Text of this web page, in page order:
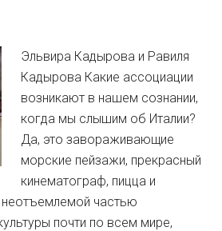
Эльвира Кадырова и Равиля
Кадырова Какие ассоциации
возникают в нашем сознании,
когда мы слышим об Италии?
Да, это завораживающие
морские пейзажи, прекрасный
кинематограф, пицца и
частью
почти по всем мире,